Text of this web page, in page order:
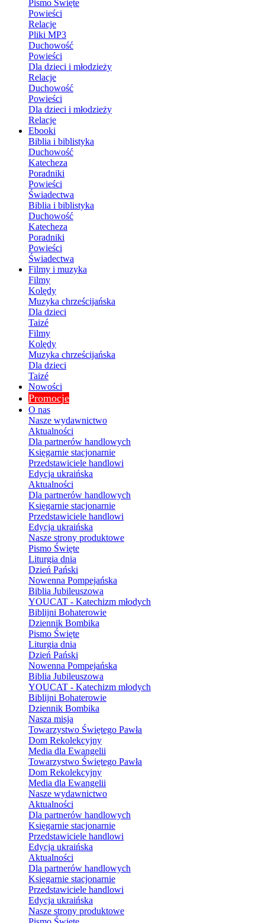
Pismo Święte
Powieści
Relacje
Pliki MP3
Duchowość
Powieści
Dla dzieci i młodzieży
Relacje
Duchowość
Powieści
Dla dzieci i młodzieży
Relacje
Ebooki
Biblia i biblistyka
Duchowość
Katecheza
Poradniki
Powieści
Świadectwa
Biblia i biblistyka
Duchowość
Katecheza
Poradniki
Powieści
Świadectwa
Filmy i muzyka
Filmy
Kolędy
Muzyka chrześcijańska
Dla dzieci
Taizé
Filmy
Kolędy
Muzyka chrześcijańska
Dla dzieci
Taizé
Nowości
Promocje
O nas
Nasze wydawnictwo
Aktualności
Dla partnerów handlowych
Księgarnie stacjonarnie
Przedstawiciele handlowi
Edycja ukraińska
Aktualności
Dla partnerów handlowych
Księgarnie stacjonarnie
Przedstawiciele handlowi
Edycja ukraińska
Nasze strony produktowe
Pismo Święte
Liturgia dnia
Dzień Pański
Nowenna Pompejańska
Biblia Jubileuszowa
YOUCAT - Katechizm młodych
Biblijni Bohaterowie
Dziennik Bombika
Pismo Święte
Liturgia dnia
Dzień Pański
Nowenna Pompejańska
Biblia Jubileuszowa
YOUCAT - Katechizm młodych
Biblijni Bohaterowie
Dziennik Bombika
Nasza misja
Towarzystwo Świętego Pawła
Dom Rekolekcyjny
Media dla Ewangelii
Towarzystwo Świętego Pawła
Dom Rekolekcyjny
Media dla Ewangelii
Nasze wydawnictwo
Aktualności
Dla partnerów handlowych
Księgarnie stacjonarnie
Przedstawiciele handlowi
Edycja ukraińska
Aktualności
Dla partnerów handlowych
Księgarnie stacjonarnie
Przedstawiciele handlowi
Edycja ukraińska
Nasze strony produktowe